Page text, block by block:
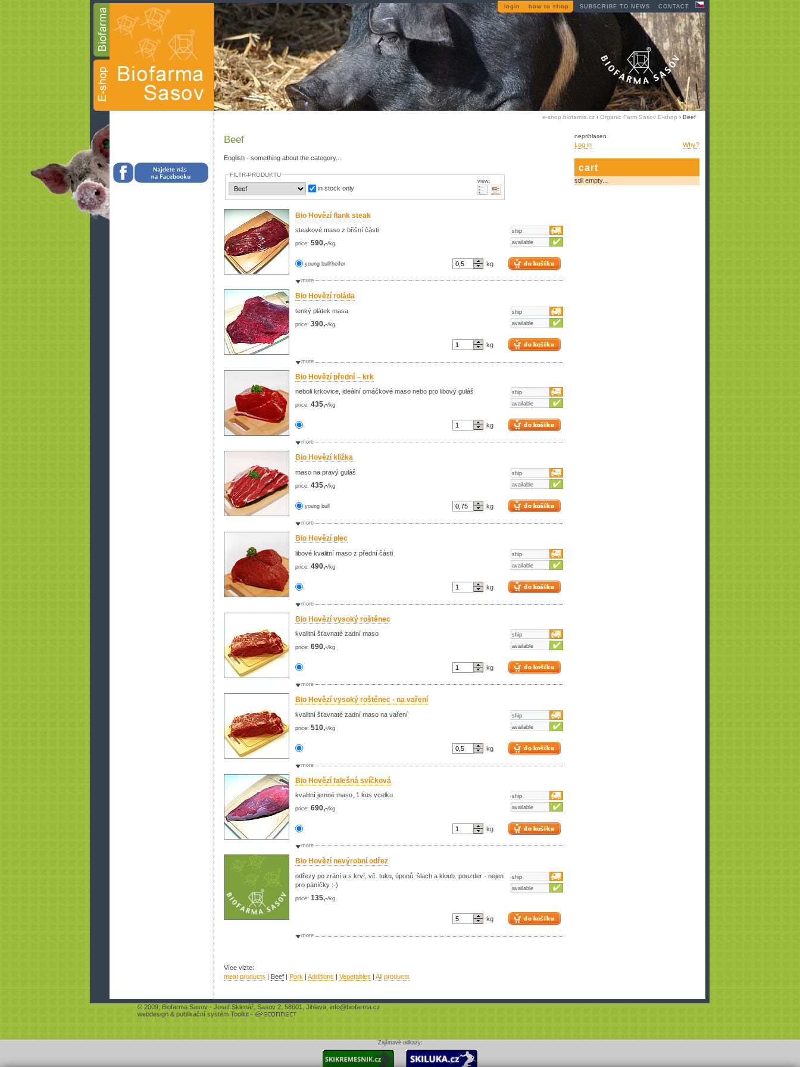
CONTACT
SUBSCRIBE TO NEWS
how to shop
login
e-shop.biofarma.cz › Organic Farm Sasov E-shop › Beef
neprihlasen
Why?
Log in
cart
still empty...
Beef
English - something about the category...
FILTR-PRODUKTU
view:
in stock only
Bio Hovězí flank steak
ship
available
steakové maso z břišní části
price: 590,-/kg
young bull/heifer kg
more
Bio Hovězí roláda
ship
available
tenký plátek masa
price: 390,-/kg
kg
more
Bio Hovězí přední – krk
ship
available
neboli krkovice, ideální omáčkové maso nebo pro libový guláš
price: 435,-/kg
kg
more
Bio Hovězí kližka
ship
available
maso na pravý guláš
price: 435,-/kg
young bull kg
more
Bio Hovězí plec
ship
available
libové kvalitní maso z přední části
price: 490,-/kg
kg
more
Bio Hovězí vysoký roštěnec
ship
available
kvalitní šťavnaté zadní maso
price: 690,-/kg
kg
more
Bio Hovězí vysoký roštěnec - na vaření
ship
available
kvalitní šťavnaté zadní maso na vaření
price: 510,-/kg
kg
more
Bio Hovězí falešná svíčková
ship
available
kvalitní jemné maso, 1 kus vcelku
price: 690,-/kg
kg
more
Bio Hovězí nevýrobní odřez
ship
available
odřezy po zrání a s krví, vč. tuku, úponů, šlach a kloub. pouzder - nejen
pro páníčky :-)
price: 135,-/kg
kg
more
Více vizte:
meat products | Beef | Pork | Additions | Vegetables | All products
© 2009; Biofarma Sasov - Josef Sklenář, Sasov 2, 58601, Jihlava, info@biofarma.cz
webdesign & publikační systém Toolkit -
Zajímavé odkazy: